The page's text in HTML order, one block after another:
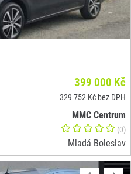
399 000 Kč
329 752 Kč bez DPH
MMC Centrum
(0)
Mladá Boleslav